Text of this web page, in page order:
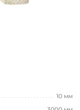
10 мм